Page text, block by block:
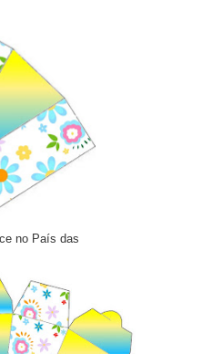
no País das